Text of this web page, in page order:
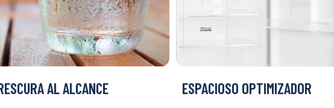
AL ALCANCE ESPACIOSO OPTIMIZADOR